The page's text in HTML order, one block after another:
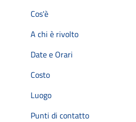
Cos'è
A chi è rivolto
Date e Orari
Costo
Luogo
Punti di contatto